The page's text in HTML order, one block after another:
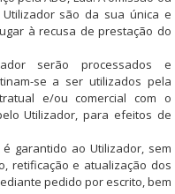
são da sua única e
à recusa de prestação do
serão processados e
se a ser utilizados pela
e/ou comercial com o
Utilizador, para efeitos de
garantido ao Utilizador, sem
retificação e atualização dos
pedido por escrito, bem